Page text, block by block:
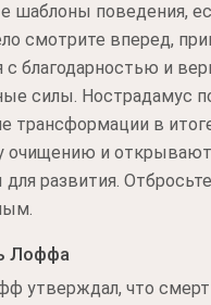
шаблоны поведения,
смотрите вперед,
с благодарностью и
силы. Нострадамус
трансформации в
очищению и
для развития.
Лоффа
утверждал, что